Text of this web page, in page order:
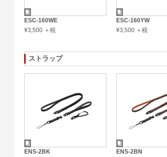
ESC-160WE
¥3,500 ＋税
ESC-160YW
¥3,500 ＋税
ストラップ
ENS-2BK
ENS-2BN